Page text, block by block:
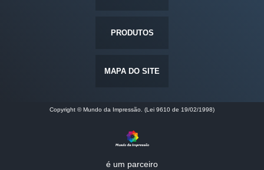
PRODUTOS
MAPA DO SITE
Copyright © Mundo da Impressão. (Lei 9610 de 19/02/1998)
é um parceiro